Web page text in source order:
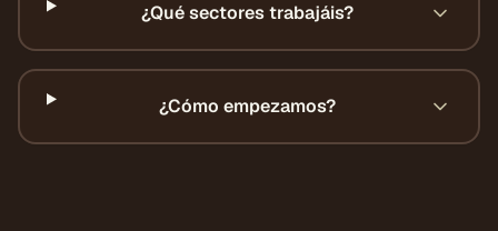
¿Qué sectores trabajáis?
¿Cómo empezamos?